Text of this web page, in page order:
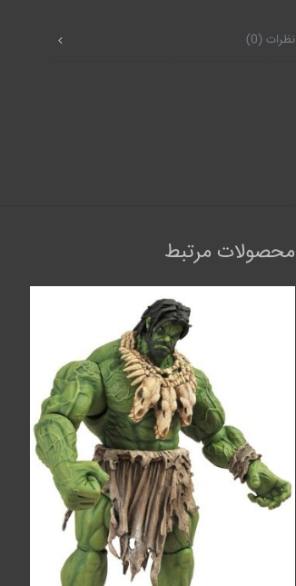
نظرات (0)
محصولات مرتبط